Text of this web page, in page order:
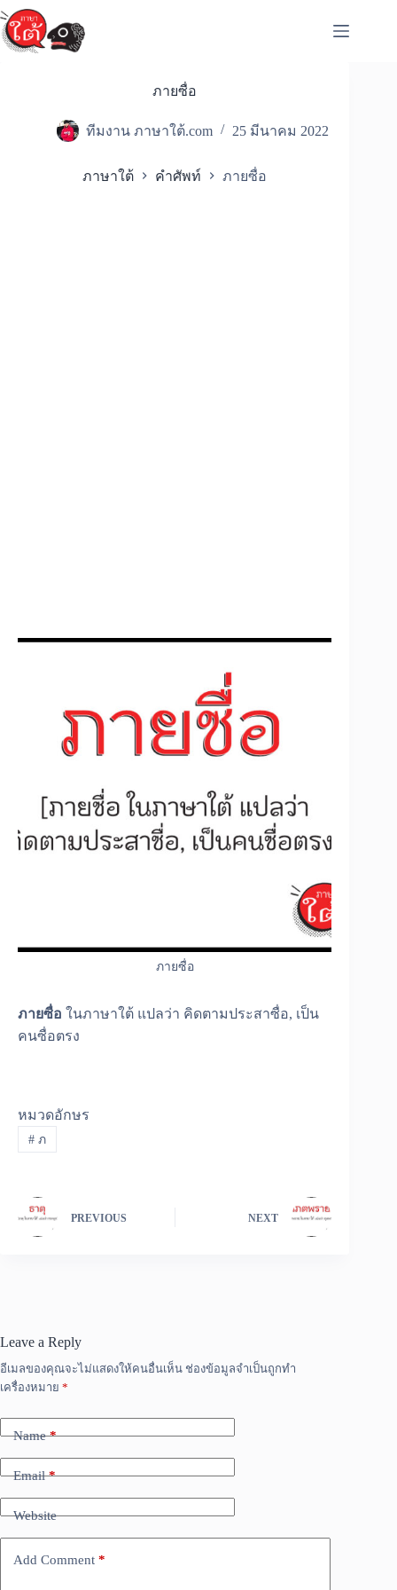
Skip
to
content
ภายซื่อ
ทีมงาน ภาษาใต้.com 25 มีนาคม 2022
ภาษาใต้ คำศัพท์ ภายซื่อ
ภายซื่อ
ภายซื่อ ในภาษาใต้ แปลว่า คิดตามประสาซื่อ, เป็น
คนซื่อตรง
หมวดอักษร
#ภ
PREVIOUS NEXT
Leave a Reply
อีเมลของคุณจะไม่แสดงให้คนอื่นเห็น ช่องข้อมูลจำเป็นถูกทำ
เครื่องหมาย *
Name*
Email*
Website
Add Comment *